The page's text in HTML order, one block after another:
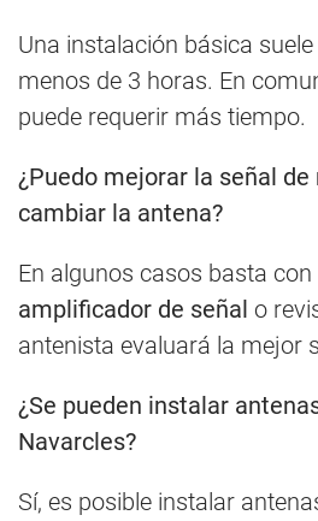
Una instalación básica
menos de 3 horas. En
puede requerir más tiempo.
¿Puedo mejorar la señal
cambiar la antena?
En algunos casos basta
amplificador de señal o
antenista evaluará la mejor
¿Se pueden instalar
Navarcles?
Sí, es posible instalar